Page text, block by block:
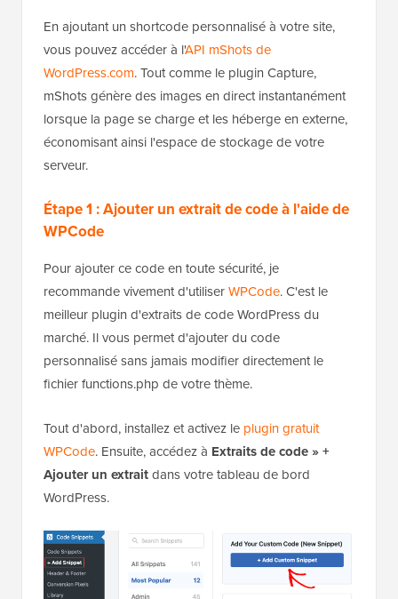
En ajoutant un shortcode personnalisé à votre site,
vous pouvez accéder à l'API mShots de
WordPress.com. Tout comme le plugin Capture,
mShots génère des images en direct instantanément
lorsque la page se charge et les héberge en externe,
économisant ainsi l'espace de stockage de votre
serveur.
Étape 1 : Ajouter un extrait de code à l'aide de
WPCode
Pour ajouter ce code en toute sécurité, je
recommande vivement d'utiliserWPCode. C'est le
meilleur plugin d'extraits de code WordPress du
marché. Il vous permet d'ajouter du code
personnalisé sans jamais modifier directement le
fichier functions.php de votre thème.
Tout d'abord, installez et activez le plugin gratuit
WPCode. Ensuite, accédez à Extraits de code » +
Ajouter un extraitdans votre tableau de bord
WordPress.